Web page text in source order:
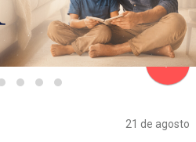
21 de agosto
navigate_next